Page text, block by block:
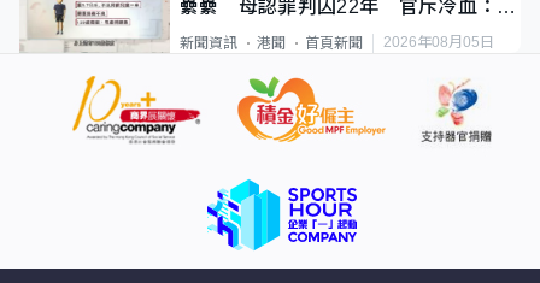
纍纍 母認罪判囚22年 官斥冷血：同
類案最惡劣
新聞資訊 港聞 首頁新聞 2026年08月05日